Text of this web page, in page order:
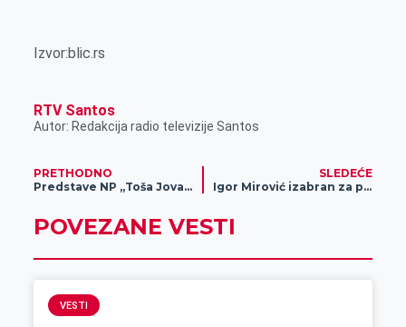
Izvor:blic.rs
RTV Santos
Autor: Redakcija radio televizije Santos
PRETHODNO
Predstave NP „Toša Jovanović“ igraju se u Kulturnom centru Zrenjanina
SLEDEĆE
Igor Mirović izabran za predsednika Pokrajinske vlade, ovo su novi pokrajinski sekretari
POVEZANE VESTI
VESTI